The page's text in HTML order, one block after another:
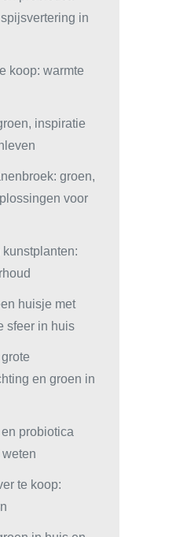
in
koop: warmte
inspiratie
groen,
voor
huisje met
sfeer in huis
en groen in
probiotica
te koop: